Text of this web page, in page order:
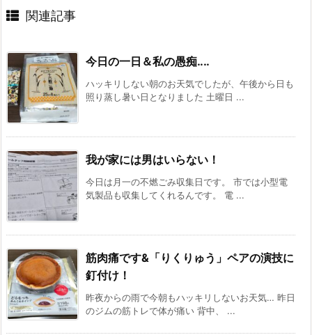
関連記事
今日の一日＆私の愚痴‥‥
ハッキリしない朝のお天気でしたが、午後から日も
照り蒸し暑い日となりました 土曜日 ...
我が家には男はいらない！
今日は月一の不燃ごみ収集日です。 市では小型電
気製品も収集してくれるんです。 電 ...
筋肉痛です&「りくりゅう」ペアの演技に
釘付け！
昨夜からの雨で今朝もハッキリしないお天気… 昨日
のジムの筋トレで体が痛い 背中、 ...